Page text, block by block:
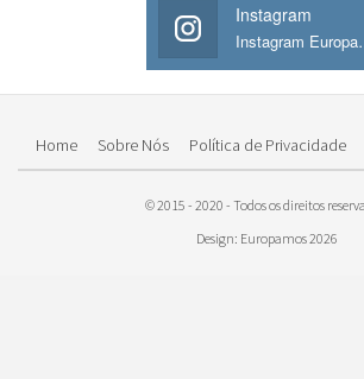
Instagram
Home Sobre Nós Política de Privacidade
© 2015 - 2020 - Todos os direitos
Design: Europamos 2026